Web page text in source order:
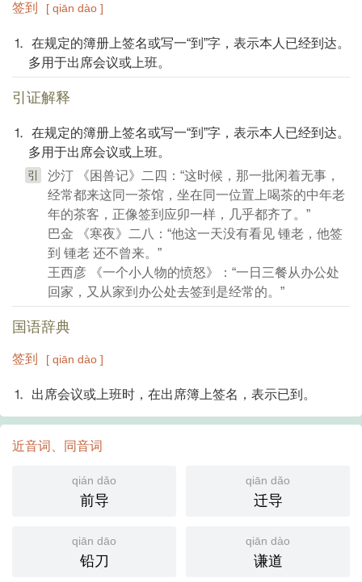
签到 [ qiān dào ]
⒈ 在规定的簿册上签名或写一“到”字，表示本人已经到达。
多用于出席会议或上班。
引证解释
⒈ 在规定的簿册上签名或写一“到”字，表示本人已经到达。
多用于出席会议或上班。
引
沙汀 《困兽记》二四：“这时候，那一批闲着无事，
经常都来这同一茶馆，坐在同一位置上喝茶的中年老
年的茶客，正像签到应卯一样，几乎都齐了。”
巴金 《寒夜》二八：“他这一天没有看见 锺老，他签
到 锺老 还不曾来。”
王西彦 《一个小人物的愤怒》：“一日三餐从办公处
回家，又从家到办公处去签到是经常的。”
国语辞典
签到 [ qiān dào ]
⒈ 出席会议或上班时，在出席簿上签名，表示已到。
近音词、同音词
qián dǎo
前导
qiān dǎo
迁导
qiān dāo
铅刀
qiān dào
谦道